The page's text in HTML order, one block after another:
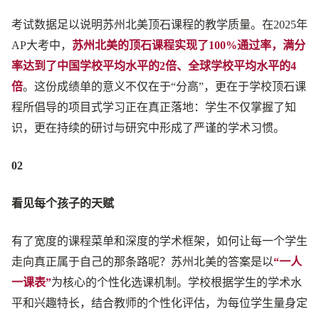
考试数据足以说明苏州北美顶石课程的教学质量。在2025年
AP大考中， 苏州北美的顶石课程实现了100%通过率，满分
率达到了中国学校平均水平的2倍、全球学校平均水平的4
倍。这份成绩单的意义不仅在于“分高”，更在于学校顶石课
程所倡导的项目式学习正在真正落地：学生不仅掌握了知
识，更在持续的研讨与研究中形成了严谨的学术习惯。
02
看见每个孩子的天赋
有了宽度的课程菜单和深度的学术框架，如何让每一个学生
走向真正属于自己的那条路呢？苏州北美的答案是以“一人
一课表”为核心的个性化选课机制。学校根据学生的学术水
平和兴趣特长，结合教师的个性化评估，为每位学生量身定